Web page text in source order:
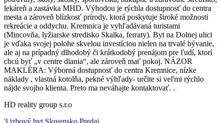
lekáreň a zastávka MHD. Výhodou je rýchla dostupnosť do centra
mesta a zároveň blízkosť prírody, ktorá poskytuje široké možnosti
rekreácie a oddychu. Kremnica je vyhľadávaná turistami
(Mincovňa, lyžiarske stredisko Skalka, ferraty). Byt na Dolnej ulici
je vďaka svojej polohe skvelou investíciou nielen na trvalé bývanie,
ale aj na prípadný dlhodobý či krátkodobý prenájom pre ľudí, ktorí
chcú byť „v centre diania“, ale zároveň mať pokoj. NÁZOR
MAKLÉRA: Výborná dostupnosť do centra Kremnice, nízke
náklady , vlastná kotolňa, pekné výhľady- určite si veľmi rýchlo
nájde svojho klienta. Preto ma neváhajte kontaktovať. .
HD reality group s.r.o
3 izbový byt Slovensko Predaj